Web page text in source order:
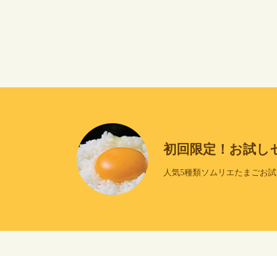
初回限定！お試し
人気5種類ソムリエたまごお